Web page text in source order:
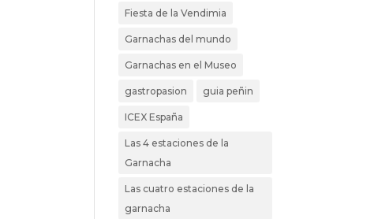
Fiesta de la Vendimia
Garnachas del mundo
Garnachas en el Museo
gastropasion guia peñin
ICEX España
Las 4 estaciones de la
Garnacha
Las cuatro estaciones de la
garnacha